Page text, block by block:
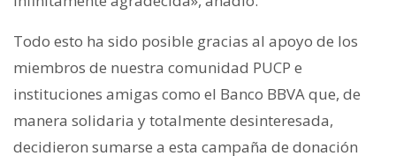
Todo esto ha sido posible gracias al apoyo de los
miembros de nuestra comunidad PUCP e
instituciones amigas como el Banco BBVAque, de
manera solidaria y totalmente desinteresada,
decidieron sumarse a esta campaña de donación